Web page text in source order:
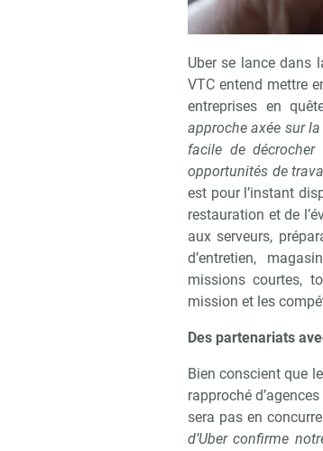
Uber se lance dans
VTC entend mettre
entreprises en
approche axée sur
facile de
opportunités de
est pour l’instant
restauration et de
aux serveurs,
d’entretien,
missions courtes,
mission et les
Des partenariats
Bien conscient que
rapproché
sera pas en
d’Uber confirme